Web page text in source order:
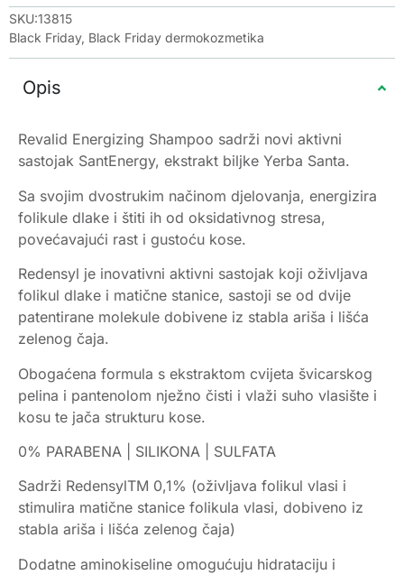
SKU:13815
Black Friday, Black Friday dermokozmetika
Opis
Revalid Energizing Shampoo sadrži novi aktivni
sastojak SantEnergy, ekstrakt biljke Yerba Santa.
Sa svojim dvostrukim načinom djelovanja, energizira
folikule dlake i štiti ih od oksidativnog stresa,
povećavajući rast i gustoću kose.
Redensyl je inovativni aktivni sastojak koji oživljava
folikul dlake i matične stanice, sastoji se od dvije
patentirane molekule dobivene iz stabla ariša i lišća
zelenog čaja.
Obogaćena formula s ekstraktom cvijeta švicarskog
pelina i pantenolom nježno čisti i vlaži suho vlasište i
kosu te jača strukturu kose.
0% PARABENA | SILIKONA | SULFATA
Sadrži RedensylTM 0,1% (oživljava folikul vlasi i
stimulira matične stanice folikula vlasi, dobiveno iz
stabla ariša i lišća zelenog čaja)
Dodatne aminokiseline omogućuju hidrataciju i